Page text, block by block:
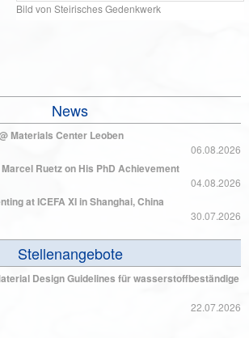
Bild von Steirisches Gedenkwerk
News
Materials Center Leoben
06.08.2026
Ruetz on His PhD Achievement
04.08.2026
at ICEFA XI in Shanghai, China
30.07.2026
Stellenangebote
Design Guidelines für wasserstoffbeständige
22.07.2026